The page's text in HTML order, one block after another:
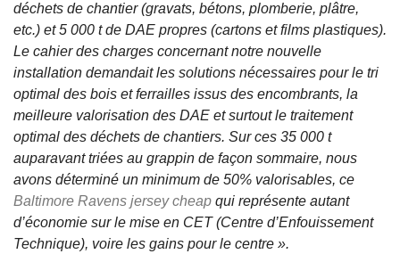
déchets de chantier (gravats, bétons, plomberie, plâtre,
etc.) et 5 000 t de DAE propres (cartons et films plastiques).
Le cahier des charges concernant notre nouvelle
installation demandait les solutions nécessaires pour le tri
optimal des bois et ferrailles issus des encombrants, la
meilleure valorisation des DAE et surtout le traitement
optimal des déchets de chantiers. Sur ces 35 000 t
auparavant triées au grappin de façon sommaire, nous
avons déterminé un minimum de 50% valorisables, ce
Baltimore Ravens jersey cheap qui représente autant
d’économie sur le mise en CET (Centre d’Enfouissement
Technique), voire les gains pour le centre ».